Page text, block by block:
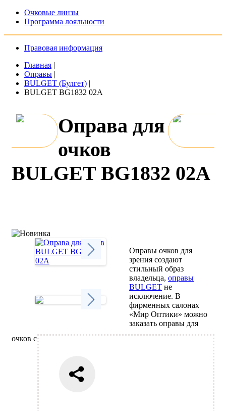
Очковые линзы
Программа лояльности
Правовая информация
Главная |
Оправы |
BULGET (Булгет) |
BULGET BG1832 02A
Оправа для
очков
BULGET BG1832 02A
Оправы очков для
зрения создают
стильный образ
владельца,оправы
BULGET не
исключение. В
фирменных салонах
«Мир Оптики» можно
заказать оправы для
очков с